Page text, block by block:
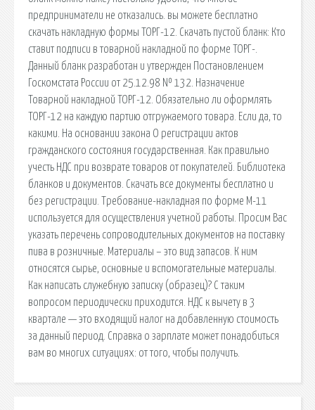
предприниматели не отказались. вы можете бесплатно
скачать накладную формы ТОРГ-12. Скачать пустой бланк: Кто
ставит подписи в товарной накладной по форме ТОРГ-.
Данный бланк разработан и утвержден Постановлением
Госкомстата России от 25.12.98 № 132. Назначение
Товарной накладной ТОРГ-12. Обязательно ли оформлять
ТОРГ-12 на каждую партию отгружаемого товара. Если да, то
какими. На основании закона О регистрации актов
гражданского состояния государственная. Как правильно
учесть НДС при возврате товаров от покупателей. Библиотека
бланков и документов. Скачать все документы бесплатно и
без регистрации. Требование-накладная по форме М-11
используется для осуществления учетной работы. Просим Вас
указать перечень сопроводительных документов на поставку
пива в розничные. Материалы – это вид запасов. К ним
относятся сырье, основные и вспомогательные материалы.
Как написать служебную записку (образец)? С таким
вопросом периодически приходится. НДС к вычету в 3
квартале — это входящий налог на добавленную стоимость
за данный период. Справка о зарплате может понадобиться
вам во многих ситуациях: от того, чтобы получить.